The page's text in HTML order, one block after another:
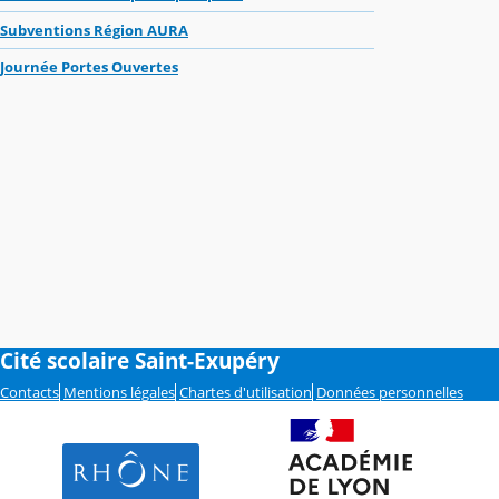
Subventions Région AURA
Journée Portes Ouvertes
Cité scolaire Saint-Exupéry
Contacts Mentions légales Chartes d'utilisation Données personnelles